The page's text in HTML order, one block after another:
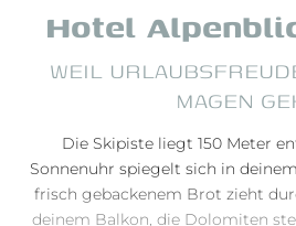
ÜBER ZINNIT
Hotel
WEIL
MAGEN
Die Skipiste liegt 150 Meter
Sonnenuhr spiegelt sich in
frisch gebackenem Brot zieht
deinem Balkon, die Dolomiten